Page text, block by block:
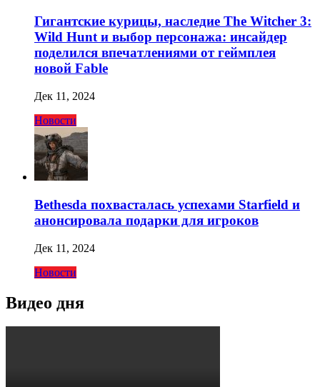
Гигантские курицы, наследие The Witcher 3:
Wild Hunt и выбор персонажа: инсайдер
поделился впечатлениями от геймплея
новой Fable
Дек 11, 2024
Новости
Bethesda похвасталась успехами Starfield и
анонсировала подарки для игроков
Дек 11, 2024
Новости
Видео дня